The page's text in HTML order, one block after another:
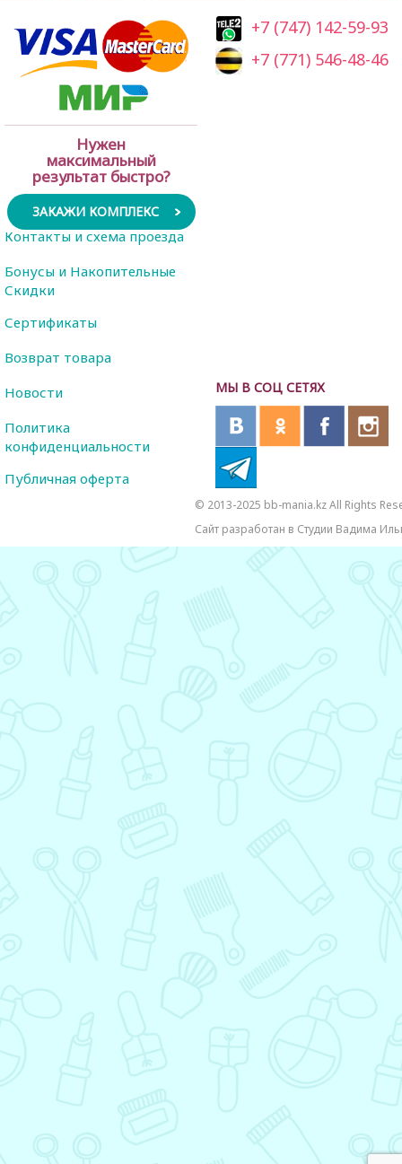
Нужен
максимальный
результат быстро?
ЗАКАЖИ КОМПЛЕКС
+7 (747) 142-59-93
+7 (771) 546-48-46
МЫ В СОЦ СЕТЯХ
Контакты и схема проезда
Бонусы и Накопительные
Скидки
Сертификаты
Возврат товара
Новости
Политика
конфиденциальности
Публичная оферта
© 2013-2025 bb-mania.kz All Rights
Сайт разработан в Студии Вадима